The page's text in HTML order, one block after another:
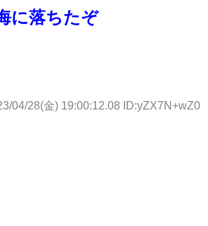
に落ちたぞ
04/28(金) 19:00:12.08 ID:yZX7N+wZ0